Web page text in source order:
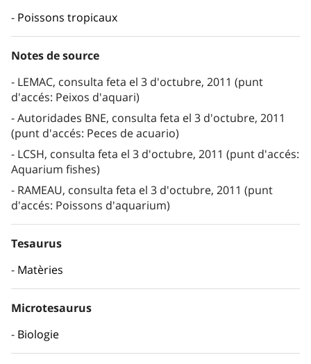
Poissons tropicaux
Notes de source
LEMAC, consulta feta el 3 d'octubre, 2011 (punt
d'accés: Peixos d'aquari)
Autoridades BNE, consulta feta el 3 d'octubre, 2011
(punt d'accés: Peces de acuario)
LCSH, consulta feta el 3 d'octubre, 2011 (punt d'accés:
Aquarium fishes)
RAMEAU, consulta feta el 3 d'octubre, 2011 (punt
d'accés: Poissons d'aquarium)
Tesaurus
Matèries
Microtesaurus
Biologie